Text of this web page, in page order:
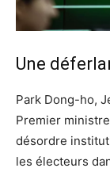
Une
Park Dong-ho,
Premier
désordre
les électeurs